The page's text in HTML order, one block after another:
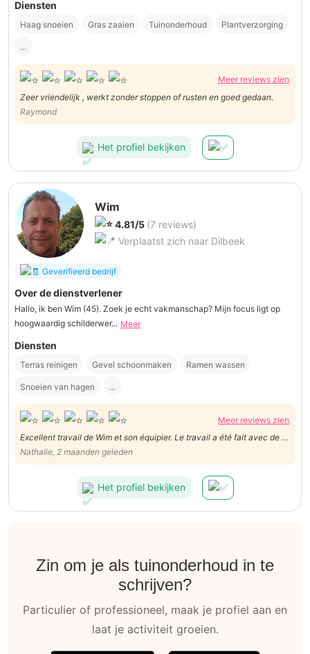
Diensten
Haag snoeien Gras zaaien Tuinonderhoud Plantverzorging
...
Meer reviews zien
Zeer vriendelijk , werkt zonder stoppen of rusten en goed gedaan.
Raymond
Het profiel bekijken
Wim
4.81/5 (7 reviews)
Verplaatst zich naar Dilbeek
Geverifieerd bedrijf
Over de dienstverlener
Hallo, ik ben Wim (45). Zoek je echt vakmanschap? Mijn focus ligt op
hoogwaardig schilderwer... Meer
Diensten
Terras reinigen Gevel schoonmaken Ramen wassen
Snoeien van hagen ...
Meer reviews zien
Excellent travail de Wim et son équipier. Le travail a été fait avec de la
précision dans les moindres détails et le chantier a été laissé propre à
son départ. À recommander
Nathalie, 2 maanden geleden
Het profiel bekijken
Zin om je als tuinonderhoud in te
schrijven?
Particulier of professioneel, maak je profiel aan en
laat je activiteit groeien.